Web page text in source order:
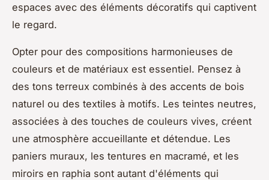
espaces avec des éléments décoratifs qui captivent
le regard.
Opter pour des compositions harmonieuses de
couleurs et de matériaux est essentiel. Pensez à
des tons terreux combinés à des accents de bois
naturel ou des textiles à motifs. Les teintes neutres,
associées à des touches de couleurs vives, créent
une atmosphère accueillante et détendue. Les
paniers muraux, les tentures en macramé, et les
miroirs en raphia sont autant d'éléments qui